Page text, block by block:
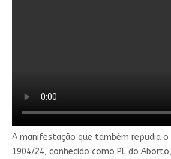
A manifestação que também repudia o
1904/24, conhecido como PL do